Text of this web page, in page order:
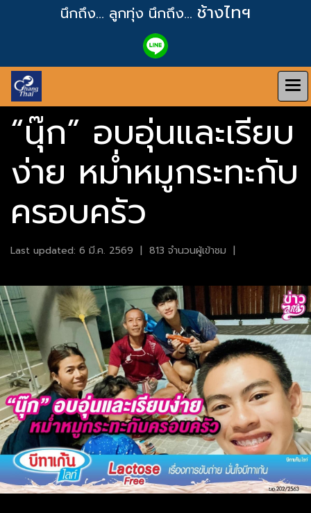
นึกถึง... ลูกทุ่ง นึกถึง... ช้างไทฯ
“นุ๊ก” อบอุ่นและเรียบ
ง่าย หม่ำหมูกระทะกับ
ครอบครัว
Last updated: 6 มี.ค. 2569 | 813 จำนวนผู้เข้าชม |